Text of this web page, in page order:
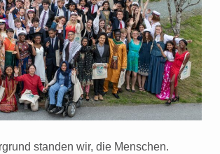
standen wir, die Menschen.